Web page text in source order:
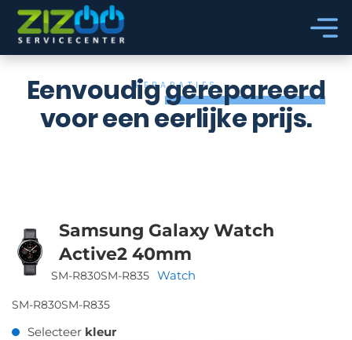
Ga naar hoofdinhoud
Ga naar voettekst
REPARATIES
Eenvoudiggerepareerd
voor een eerlijke prijs.
Samsung Galaxy Watch
Active2 40mm
SM-R830SM-R835 Watch
SM-R830SM-R835
Selecteer kleur